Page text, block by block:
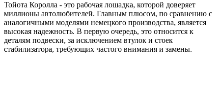
Тойота Королла - это рабочая лошадка, которой доверяет
миллионы автолюбителей. Главным плюсом, по сравнению с
аналогичными моделями немецкого производства, является
высокая надежность. В первую очередь, это относится к
деталям подвески, за исключением втулок и стоек
стабилизатора, требующих частого внимания и замены.